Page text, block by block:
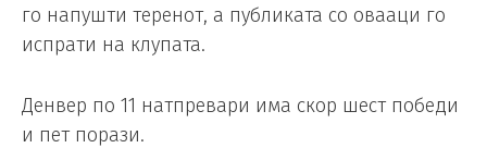
го напушти теренот, а публиката со овааци го
испрати на клупата.
Денвер по 11 натпревари има скор шест победи
и пет порази.